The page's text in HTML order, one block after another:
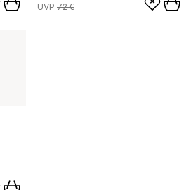
UVP 72 €